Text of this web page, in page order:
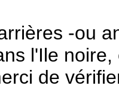
-ou
l'Ile
de